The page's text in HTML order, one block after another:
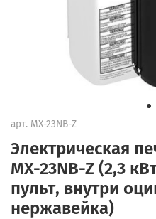
арт. MX-23NB-Z
Электрическая
MX-23NB-Z (2,3
пульт, внутри
нержавейка)